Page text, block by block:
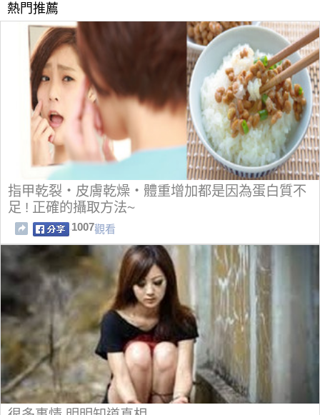
熱門推薦
指甲乾裂・皮膚乾燥・體重增加都是因為蛋白質不
足 ! 正確的攝取方法~
1007觀看